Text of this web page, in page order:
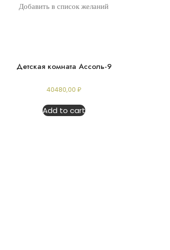
Добавить в список желаний
Детская комната Ассоль-9
40480,00 ₽
Add to cart